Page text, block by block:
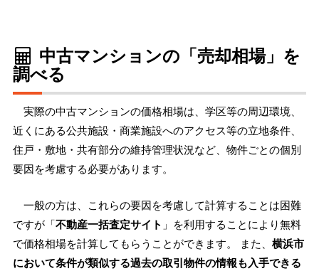
中古マンションの「売却相場」を
調べる
実際の中古マンションの価格相場は、学区等の周辺環境、
近くにある公共施設・商業施設へのアクセス等の立地条件、
住戸・敷地・共有部分の維持管理状況など、物件ごとの個別
要因を考慮する必要があります。
一般の方は、これらの要因を考慮して計算することは困難
ですが「不動産一括査定サイト 」を利用することにより無料
で価格相場を計算してもらうことができます。 また、 横浜市
において条件が類似する過去の取引物件の情報も入手できる